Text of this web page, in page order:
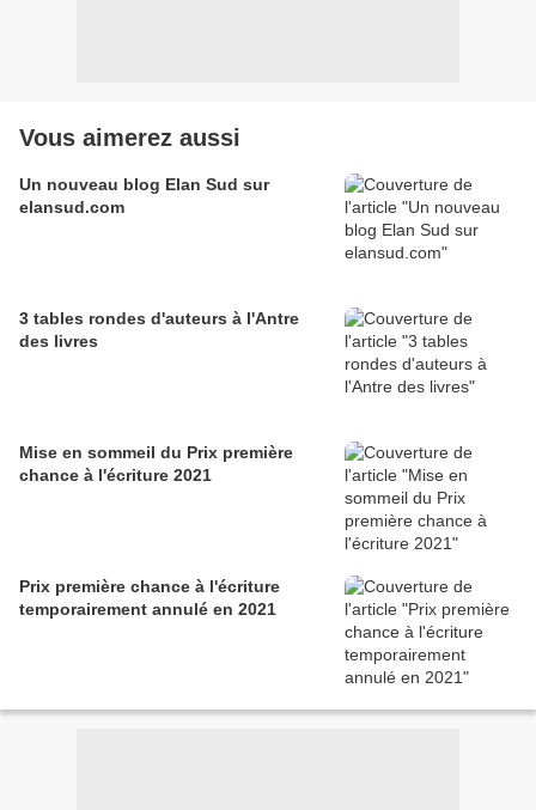
Vous aimerez aussi
Un nouveau blog Elan Sud sur
elansud.com
3 tables rondes d'auteurs à l'Antre
des livres
Mise en sommeil du Prix première
chance à l'écriture 2021
Prix première chance à l'écriture
temporairement annulé en 2021